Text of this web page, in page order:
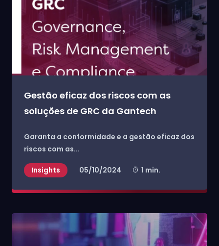
Gestão eficaz dos riscos com as
soluções de GRC da Gantech
Garanta a conformidade e a gestão eficaz dos
riscos com as...
Insights 05/10/2024 1 min.